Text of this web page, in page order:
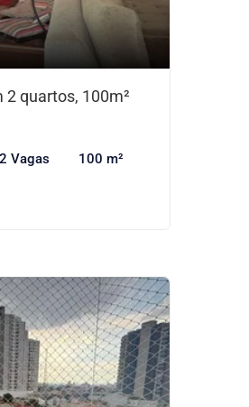
quartos, 100m²
2 Vagas 100 m²